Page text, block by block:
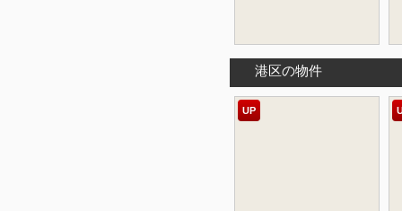
港区の物件
UP